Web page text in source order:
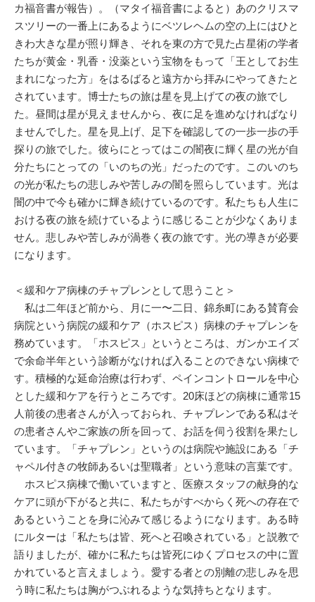
カ福音書が報告）。（マタイ福音書によると）あのクリスマ
スツリーの一番上にあるようにベツレヘムの空の上にはひと
きわ大きな星が照り輝き、それを東の方で見た占星術の学者
たちが黄金・乳香・没薬という宝物をもって「王としてお生
まれになった方」をはるばると遠方から拝みにやってきたと
されています。博士たちの旅は星を見上げての夜の旅でし
た。昼間は星が見えませんから、夜に足を進めなければなり
ませんでした。星を見上げ、足下を確認しての一歩一歩の手
探りの旅でした。彼らにとってはこの闇夜に輝く星の光が自
分たちにとっての「いのちの光」だったのです。このいのち
の光が私たちの悲しみや苦しみの闇を照らしています。光は
闇の中で今も確かに輝き続けているのです。私たちも人生に
おける夜の旅を続けているように感じることが少なくありま
せん。悲しみや苦しみが渦巻く夜の旅です。光の導きが必要
になります。
＜緩和ケア病棟のチャプレンとして思うこと＞
私は二年ほど前から、月に一〜二日、錦糸町にある賛育会
病院という病院の緩和ケア（ホスピス）病棟のチャプレンを
務めています。「ホスピス」というところは、ガンかエイズ
で余命半年という診断がなければ入ることのできない病棟で
す。積極的な延命治療は行わず、ペインコントロールを中心
とした緩和ケアを行うところです。20床ほどの病棟に通常15
人前後の患者さんが入っておられ、チャプレンである私はそ
の患者さんやご家族の所を回って、お話を伺う役割を果たし
ています。「チャプレン」というのは病院や施設にある「チ
ャペル付きの牧師あるいは聖職者」という意味の言葉です。
ホスピス病棟で働いていますと、医療スタッフの献身的な
ケアに頭が下がると共に、私たちがすべからく死への存在で
あるということを身に沁みて感じるようになります。ある時
にルターは「私たちは皆、死へと召喚されている」と説教で
語りましたが、確かに私たちは皆死にゆくプロセスの中に置
かれていると言えましょう。愛する者との別離の悲しみを思
う時に私たちは胸がつぶれるような気持ちとなります。